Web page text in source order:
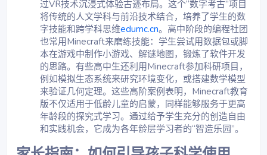
过VR技术沉浸式体验古迹布局。这个“数字考古”项目
将传统的人文学科与前沿技术结合，培养了学生的数
字技能和跨学科思维edumc.cn。高中阶段的编程社团
也常用Minecraft来磨练技能：学生尝试用数据包或脚
本在游戏中制作小游戏、解谜地图，锻炼了软件开发
的思路。有些高中生还利用Minecraft参加科研项目，
例如模拟生态系统来研究环境变化，或搭建数学模型
来验证几何定理。这些高阶案例表明，Minecraft教育
版不仅适用于低龄儿童的启蒙，同样能够服务于更高
年龄段的探究式学习。通过给予学生充分的创造自由
和实践机会，它成为各年龄层学习者的“智造乐园”。